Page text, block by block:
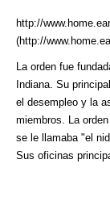
http://
(http://
La orden fue
Indiana. Su
el desempleo y la
miembros. La
se le llamaba "el
Sus oficinas